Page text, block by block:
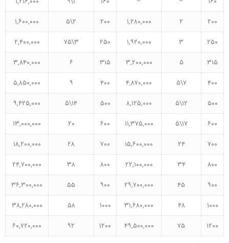
۲۰۰
۲ ۱,۲۸۰,۰۰۰ ۲۰۰ ۲\۵
۱,۶۰۰,۰۰۰
۲۵۰
۳ ۱,۹۲۰,۰۰۰ ۲۵۰ ۳\۷۵
۲,۴۰۰,۰۰۰
۳۱۵
۵ ۳,۲۰۰,۰۰۰ ۳۱۵ ۶
۳,۸۴۰,۰۰۰
۴۰۰
۷\۵ ۴,۸۷۰,۰۰۰ ۴۰۰ ۹
۵,۸۵۰,۰۰۰
۵۰۰
۱۲\۵ ۸,۱۲۵,۰۰۰ ۵۰۰ ۱۴\۵
۹,۴۲۵,۰۰۰
۶۰۰
۱۷\۵ ۱۱,۳۷۵,۰۰۰ ۶۰۰ ۲۰
۱۳,۰۰۰,۰۰۰
۷۰۰
۲۴ ۱۵,۶۰۰,۰۰۰ ۷۰۰ ۲۸
۱۸,۲۰۰,۰۰۰
۸۰۰
۳۴ ۲۲,۱۰۰,۰۰۰ ۸۰۰ ۳۸
۲۴,۷۰۰,۰۰۰
۹۰۰
۴۵ ۲۹,۷۰۰,۰۰۰ ۹۰۰ ۵۵
۳۶,۳۰۰,۰۰۰
۱۰۰۰
۴۸ ۳۱,۶۸۰,۰۰۰ ۱۰۰۰ ۵۸
۳۸,۲۸۰,۰۰۰
۱۲۰۰
۷۵ ۴۹,۵۰۰,۰۰۰ ۱۲۰۰ ۹۲ ۶۰,۷۲۰,۰۰۰